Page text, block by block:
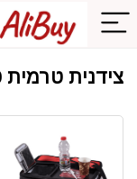
צידנית טרמית 40 ליטר OutLiving KA0102